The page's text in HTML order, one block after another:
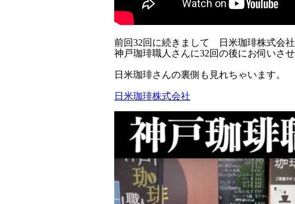
前回32回に続きまして 日米珈琲株式会
神戸珈琲職人さんに32回の後にお伺いさせ
日米珈琲さんの裏側も見れちゃいます。
日米珈琲株式会社